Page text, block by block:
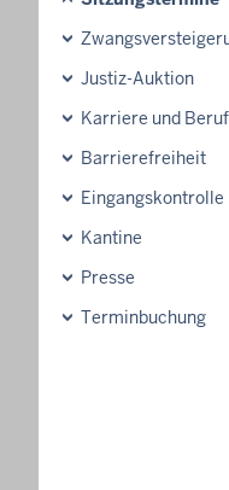
Justiz-Auktion
Karriere und
Barrierefreiheit
Eingangskontrolle
Kantine
Presse
Terminbuchung